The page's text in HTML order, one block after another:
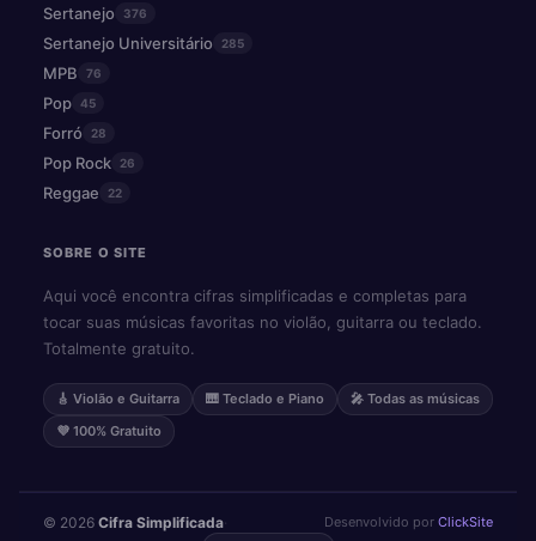
Sertanejo 376
Sertanejo Universitário 285
MPB 76
Pop 45
Forró 28
Pop Rock 26
Reggae 22
SOBRE O SITE
Aqui você encontra cifras simplificadas e completas para
tocar suas músicas favoritas no violão, guitarra ou teclado.
Totalmente gratuito.
🎸 Violão e Guitarra 🎹 Teclado e Piano
🎤 Todas as músicas
💜 100% Gratuito
© 2026 Cifra Simplificada· Desenvolvido por ClickSite